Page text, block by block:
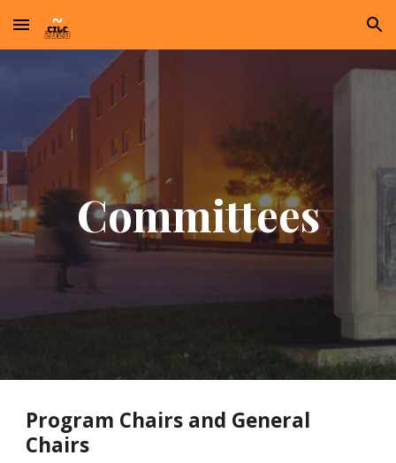
Skip to main content Skip to navigation
Committees
Program Chairs and General
Chairs